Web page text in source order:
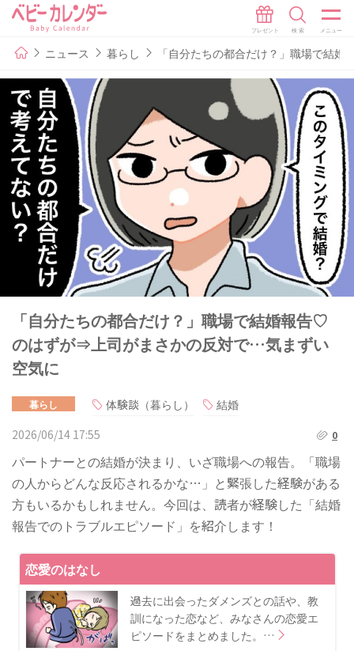
ニュース 暮らし 「自分たちの都合だけ？」職場で結
「自分たちの都合だけ？」職場で結婚報告♡
のはずが⇒上司がまさかの反対で…気まずい
空気に
暮らし 体験談（暮らし）
結婚
2026/06/14 17:55
0
パートナーとの結婚が決まり、いざ職場への報告。「職場
の人からどんな反応されるかな…」と緊張した経験がある
方もいるかもしれません。今回は、読者が経験した「結婚
報告でのトラブルエピソード」を紹介します！
恋愛のはなし
過去に出会ったダメンズとの話や、教
訓になった恋など、みなさんの恋愛エ
ピソードをまとめました。…